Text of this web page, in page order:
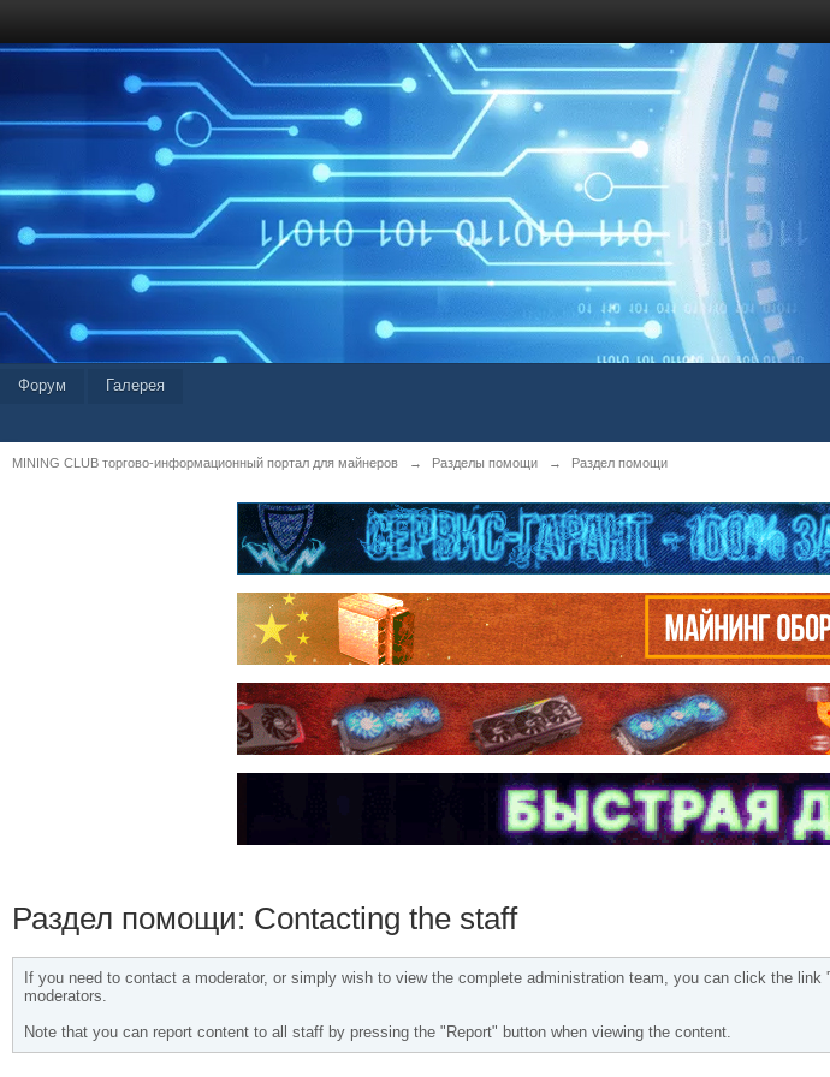
Форум Галерея
MINING CLUB торгово-информационный портал для майнеров → Разделы помощи → Раздел помощи
Раздел помощи: Contacting the staff
If you need to contact a moderator, or simply wish to view the complete administration team, you can click the
moderators.
Note that you can report content to all staff by pressing the "Report" button when viewing the content.